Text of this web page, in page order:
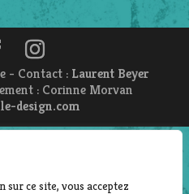
ce site, vous acceptez
- Contact : Laurent Beyer
: Corinne Morvan
design.com